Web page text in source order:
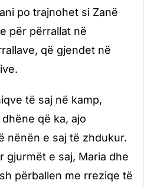
po trajnohet si Zanë
për përrallat në
që gjendet në
të saj në kamp,
që ka, ajo
nënën e saj të zhdukur.
gjurmët e saj, Maria dhe
përballen me rreziqe të